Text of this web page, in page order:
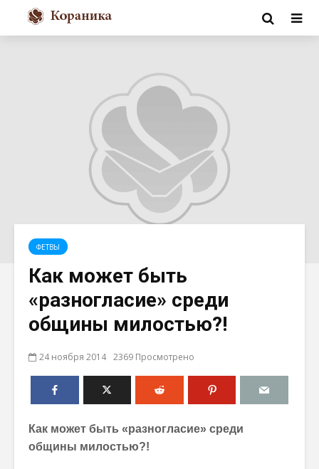
ФЕТВЫ
Как может быть
«разногласие» среди
общины милостью?!
24 ноября 2014 2369 Просмотрено
Как может быть «разногласие» среди
общины милостью?!